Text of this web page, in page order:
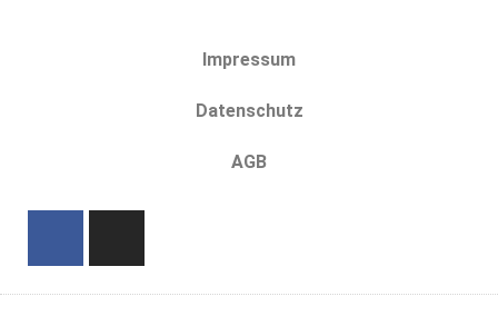
Impressum
Datenschutz
AGB